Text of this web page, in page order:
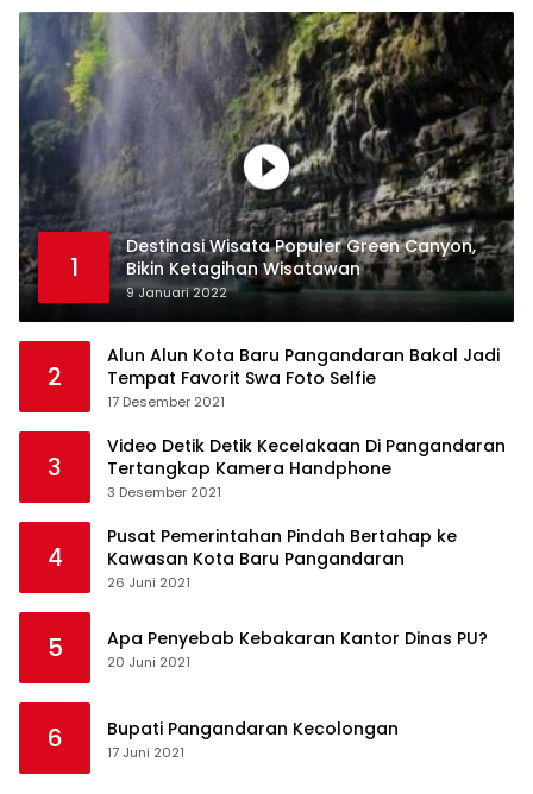
1
Destinasi Wisata Populer Green Canyon,
Bikin Ketagihan Wisatawan
9 Januari 2022
2
Alun Alun Kota Baru Pangandaran Bakal Jadi
Tempat Favorit Swa Foto Selfie
17 Desember 2021
3
Video Detik Detik Kecelakaan Di Pangandaran
Tertangkap Kamera Handphone
3 Desember 2021
4
Pusat Pemerintahan Pindah Bertahap ke
Kawasan Kota Baru Pangandaran
26 Juni 2021
5 Apa Penyebab Kebakaran Kantor Dinas PU?
20 Juni 2021
6 Bupati Pangandaran Kecolongan
17 Juni 2021